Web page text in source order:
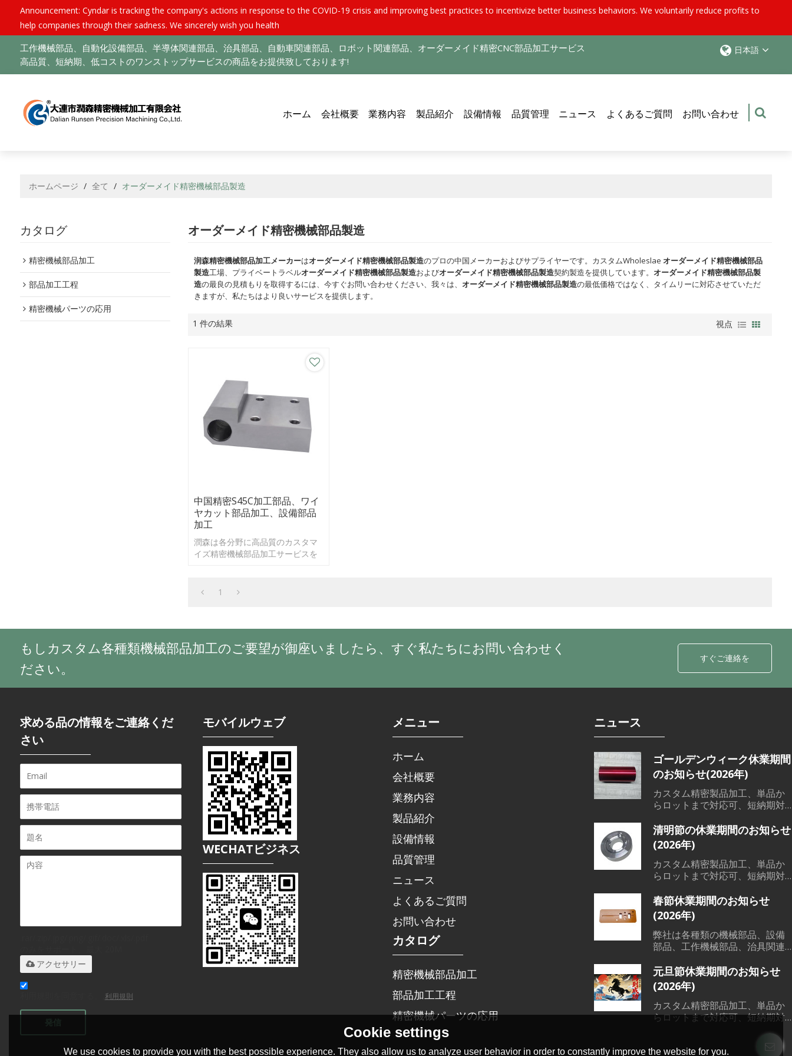
Announcement: Cyndar is tracking the company's actions in response to the COVID-19 crisis and improving best practices to incentivize better business behaviors. We voluntarily reduce profits to
help companies through their sadness. We sincerely wish you health
工作機械部品、自動化設備部品、半導体関連部品、治具部品、自動車関連部品、ロボット関連部品、オーダーメイド精密CNC部品加工サービス
高品質、短納期、低コストのワンストップサービスの商品をお提供致しております!
日本語
ホーム 会社概要 業務内容 製品紹介 設備情報 品質管理 ニュース よくあるご質問 お問い合わせ
ホームページ / 全て / オーダーメイド精密機械部品製造
カタログ
精密機械部品加工
部品加工工程
精密機械パーツの応用
オーダーメイド精密機械部品製造
润森精密機械部品加工メーカーはオーダーメイド精密機械部品製造のプロの中国メーカーおよびサプライヤーです。カスタムWholeslae オーダーメイド精密機械部品
製造工場、プライベートラベルオーダーメイド精密機械部品製造およびオーダーメイド精密機械部品製造契約製造を提供しています。 オーダーメイド精密機械部品製
造の最良の見積もりを取得するには、今すぐお問い合わせください、我々は、 オーダーメイド精密機械部品製造の最低価格ではなく、タイムリーに対応させていただ
きますが、私たちはより良いサービスを提供します。
1 件の結果 視点
中国精密S45C加工部品、ワイ
ヤカット部品加工、設備部品
加工
潤森は各分野に高品質のカスタマ
イズ精密機械部品加工サービスを
以内に返信可能です。もしご要望
1
もしカスタム各種類機械部品加工のご要望が御座いましたら、すぐ私たちにお問い合わせく
ださい。
すぐご連絡を
求める品の情報をご連絡くだ
さい
アクセサリー
利用規則
発信
モバイルウェブ
WECHATビジネス
メニュー
ホーム
会社概要
業務内容
製品紹介
設備情報
品質管理
ニュース
よくあるご質問
お問い合わせ
カタログ
精密機械部品加工
部品加工工程
精密機械パーツの応用
ニュース
ゴールデンウィーク休業期間
のお知らせ(2026年)
カスタム精密製品加工、単品か
らロットまで対応可、短納期対
納期で、各範囲の精密機械部品
加工、溶接、鋳造など素材か
ら、切削加工、熱処理、表面処
理までワンストップサービス対
応可能です。
清明節の休業期間のお知らせ
(2026年)
カスタム精密製品加工、単品か
らロットまで対応可、短納期対
納期で、各範囲の精密機械部品
加工、溶接、鋳造など素材か
ら、切削加工、熱処理、表面処
理までワンストップサービス対
応可能です。
春節休業期間のお知らせ
(2026年)
弊社は各種類の機械部品、設備
部品、工作機械部品、治具関連
一貫した製造サービスを提供で
きる会社です。単品からロット
まで全部対応可能です。弊社に
は輸出ライセンスを持っており
ますので、日本語対応可能で
要望がございましたら、いつで
もご用命下さい。
元旦節休業期間のお知らせ
(2026年)
カスタム精密部品加工、単品か
らロットまで対応可、短納期対
納期で、各範囲の精密機械部品
加工、溶接、鋳造など素材か
Cookie settings
We use cookies to provide you with the best possible experience. They also allow us to analyze user behavior in order to constantly improve the website for you.